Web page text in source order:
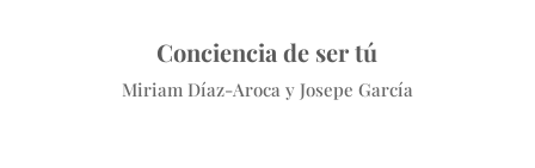
Conciencia de ser tú
Miriam Díaz-Aroca y Josepe García